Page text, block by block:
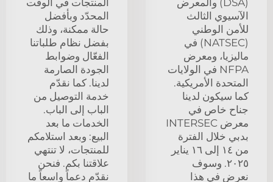
الآسيوي الثالث
للأمن الوطني
(NATSEC) في
ماليزيا، ومعرض
NFPA في الولايات
المتحدة الأمريكية.
كما سيكون لدينا
جناح خاص في
معرض INTERSEC
بدبي خلال الفترة
من ١٤ إلى ١٦ يناير
٢٠٢٥. وسوف
نعرض في هذا
المحدّد وبأفضل
حالة ممكنة، وذلك
بفضل نظام طلباتنا
الفعّال وضوابط
الجودة الصارمة
لدينا. كما نقدّم
خدمة التوصيل من
الباب إلى الباب.
الخدمات ما بعد
البيع: وبعد استلامكم
للمنتجات، لا تنتهي
علاقتنا بكم. فنحن
نقدّم دعماً واسعاً ما